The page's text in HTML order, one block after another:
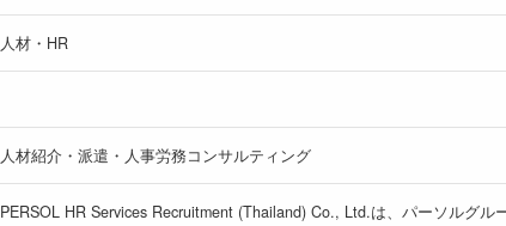
人材・HR
人材紹介・派遣・人事労務コンサルティング
PERSOL HR Services Recruitment (Thailand) Co., Ltd.は、パーソルグ